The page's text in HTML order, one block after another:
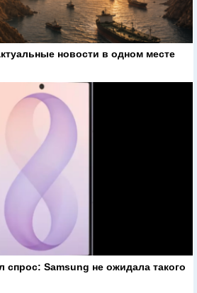
новости в одном месте
спрос: Samsung не ожидала такого